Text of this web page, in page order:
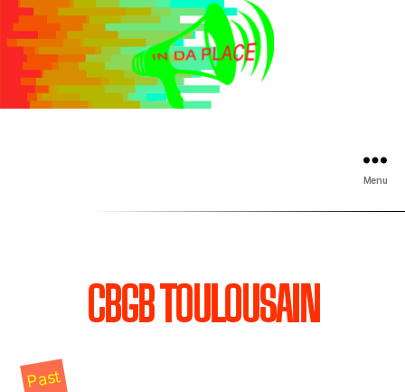
Menu
CBGB TOULOUSAIN
Past